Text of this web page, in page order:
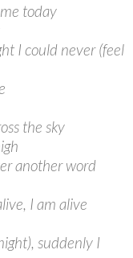
today
I could never (feel
the sky
another word
I am alive
suddenly I